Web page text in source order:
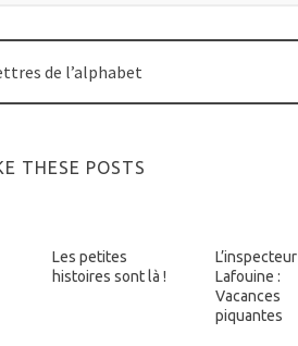
de l’alphabet
THESE POSTS
Les petites
histoires sont là !
L’inspecteur
Lafouine :
Vacances
piquantes